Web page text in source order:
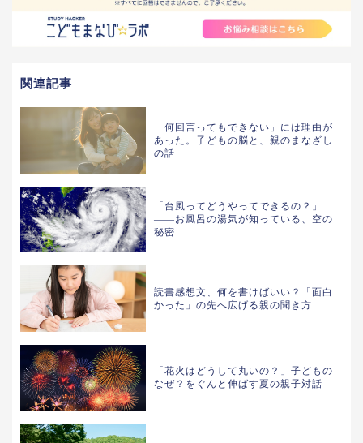
関連記事
「何回言ってもできない」には理由が
あった。子どもの脳と、親のまなざし
の話
「台風ってどうやってできるの？」
——お風呂の湯気が知っている、空の
秘密
読書感想文、何を書けばいい？「面白
かった」の先へ広げる親の聞き方
「花火はどうして丸いの？」子どもの
なぜ？をぐんと伸ばす夏の親子対話